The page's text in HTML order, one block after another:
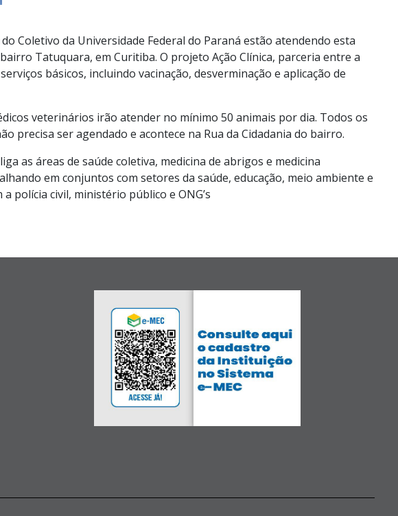
Coletivo da Universidade Federal do Paraná estão atendendo esta
Tatuquara, em Curitiba. O projeto Ação Clínica, parceria entre a
básicos, incluindo vacinação, desverminação e aplicação de
veterinários irão atender no mínimo 50 animais por dia. Todos os
precisa ser agendado e acontece na Rua da Cidadania do bairro.
as áreas de saúde coletiva, medicina de abrigos e medicina
em conjuntos com setores da saúde, educação, meio ambiente e
polícia civil, ministério público e ONG’s